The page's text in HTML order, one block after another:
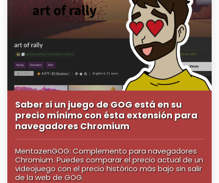
Saber si un juego de GOG está en su
precio mínimo con ésta extensión para
navegadores Chromium
MentazenGOG: Complemento para navegadores
Chromium. Puedes comparar el precio actual de un
videojuego con el precio histórico más bajo sin salir
de la web de GOG.